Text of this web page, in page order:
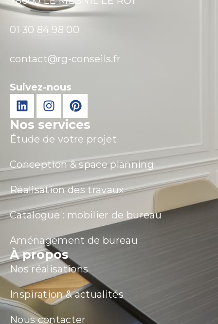
01 30 84 98 00
contact@rg-conseils.fr
Suivez-nous
Nos services
Étude de votre projet
Conception & space planning
Réalisation des travaux
Catalogue : mobilier de bureau
Aménagement de bureau
À propos
Nos réalisations
Inspiration & actualités
Nous contacter